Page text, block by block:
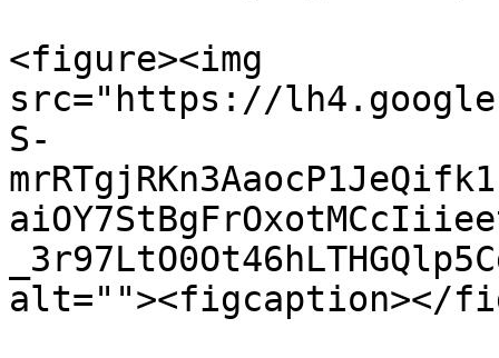
<figure><img
src="https://
S-
alt=""><figcaption></